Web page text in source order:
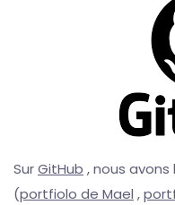
SurGitHub , nous
(portfiolo de Mael ,